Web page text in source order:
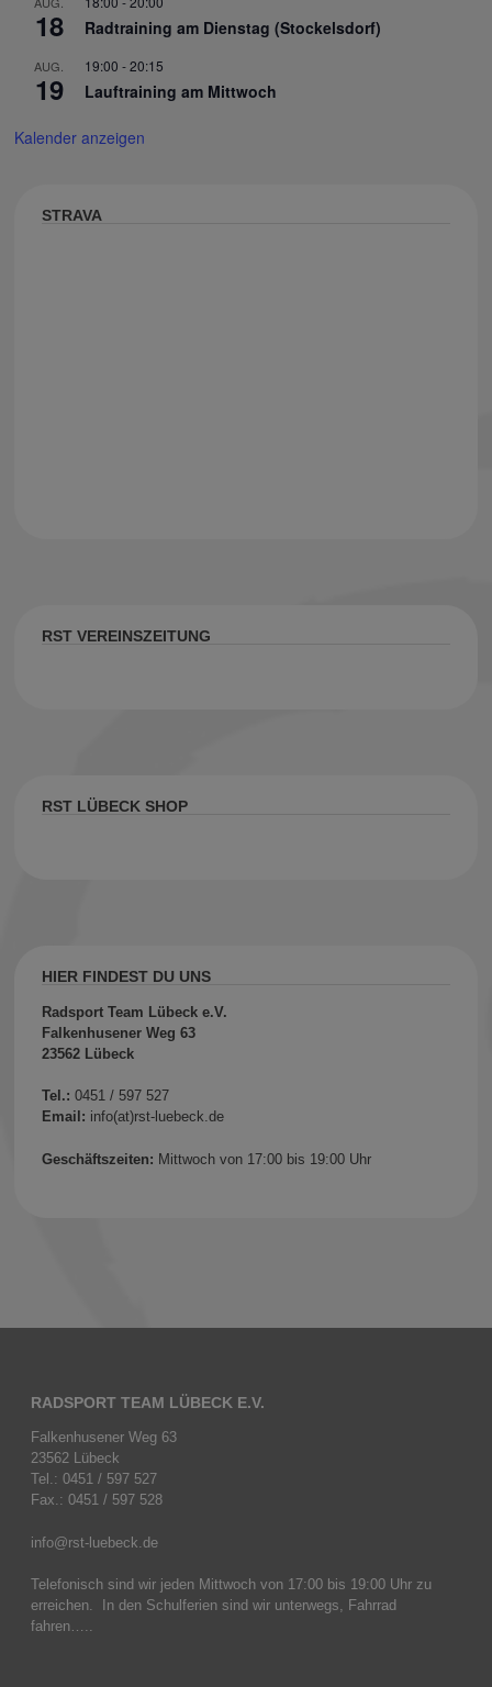
18 Radtraining am Dienstag (Stockelsdorf)
AUG.
19
19:00 -20:15
Lauftraining am Mittwoch
Kalender anzeigen
STRAVA
RST VEREINSZEITUNG
RST LÜBECK SHOP
HIER FINDEST DU UNS
Radsport Team Lübeck e.V.
Falkenhusener Weg 63
23562 Lübeck
Tel.: 0451 / 597 527
Email: info(at)rst-luebeck.de
Geschäftszeiten: Mittwoch von 17:00 bis 19:00 Uhr
RADSPORT TEAM LÜBECK E.V.
Falkenhusener Weg 63
23562 Lübeck
Tel.: 0451 / 597 527
Fax.: 0451 / 597 528
info@rst-luebeck.de
Telefonisch sind wir jeden Mittwoch von 17:00 bis 19:00 Uhr zu
erreichen. In den Schulferien sind wir unterwegs, Fahrrad
fahren…..